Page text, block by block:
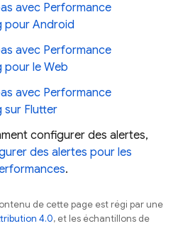
avec Performance
pour Android
avec Performance
pour le Web
avec Performance
sur Flutter
configurer des alertes,
des alertes pour les
.
de cette page est régi par une
4.0, et les échantillons de